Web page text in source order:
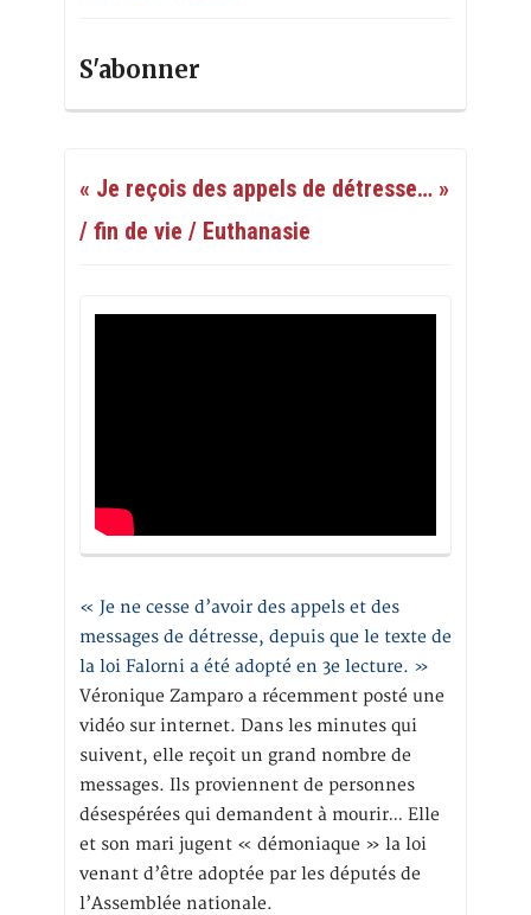
S'abonner
« Je reçois des appels de détresse… »
/ fin de vie / Euthanasie
« Je ne cesse d’avoir des appels et des
messages de détresse, depuis que le texte de
la loi Falorni a été adopté en 3e lecture. »
Véronique Zamparo a récemment posté une
vidéo sur internet. Dans les minutes qui
suivent, elle reçoit un grand nombre de
messages. Ils proviennent de personnes
désespérées qui demandent à mourir… Elle
et son mari jugent « démoniaque » la loi
venant d’être adoptée par les députés de
l’Assemblée nationale.